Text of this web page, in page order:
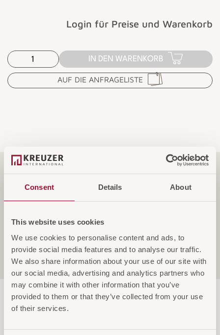
Consent Details About
This website uses cookies
We use cookies to personalise content and ads, to
provide social media features and to analyse our traffic.
We also share information about your use of our site with
our social media, advertising and analytics partners who
may combine it with other information that you’ve
provided to them or that they’ve collected from your use
of their services.
Login für Preise und Warenkorb
IN DEN WARENKORB
AUF DIE ANFRAGELISTE
Funktionen
Service & Garantie